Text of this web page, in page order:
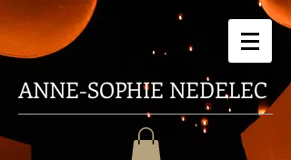
ANNE-SOPHIE NEDELEC